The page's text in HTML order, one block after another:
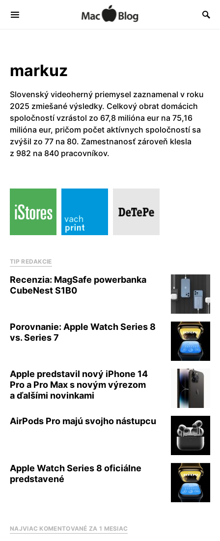
markuz
Slovenský videoherný priemysel zaznamenal v roku
2025 zmiešané výsledky. Celkový obrat domácich
spoločností vzrástol zo 67,8 milióna eur na 75,16
milióna eur, pričom počet aktívnych spoločností sa
zvýšil zo 77 na 80. Zamestnanosť zároveň klesla
z 982 na 840 pracovníkov.
TIP REDAKCIE
Recenzia: MagSafe powerbanka
CubeNest S1B0
Porovnanie: Apple Watch Series 8
vs. Series 7
Apple predstavil nový iPhone 14
Pro a Pro Max s novým výrezom
a ďalšími novinkami
AirPods Pro majú svojho nástupcu
Apple Watch Series 8 oficiálne
predstavené
NAJVIAC KOMENTOVANÉ ZA 1 MESIAC